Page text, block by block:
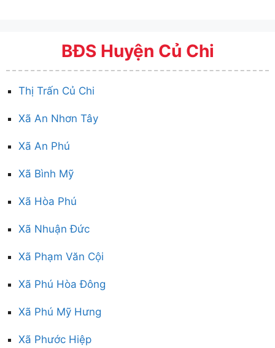
BĐS Huyện Củ Chi
Thị Trấn Củ Chi
Xã An Nhơn Tây
Xã An Phú
Xã Bình Mỹ
Xã Hòa Phú
Xã Nhuận Đức
Xã Phạm Văn Cội
Xã Phú Hòa Đông
Xã Phú Mỹ Hưng
Xã Phước Hiệp